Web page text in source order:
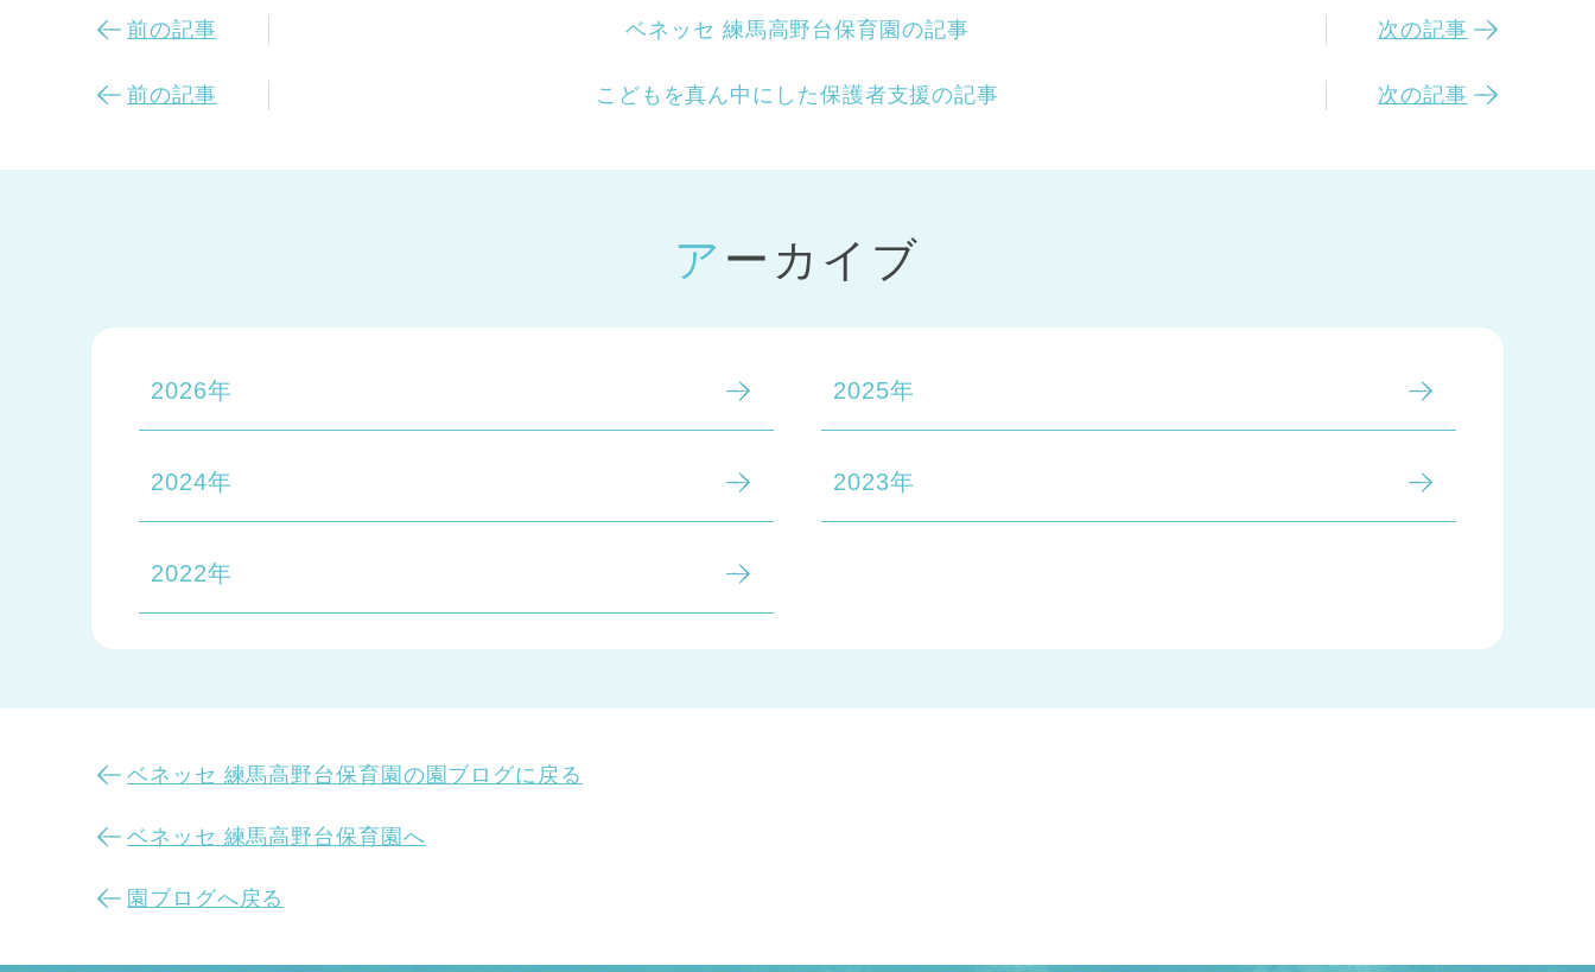
前の記事 ベネッセ 練馬高野台保育園の記事 次の記事
前の記事 こどもを真ん中にした保護者支援の記事 次の記事
アーカイブ
2026年 2025年
2024年 2023年
2022年
ベネッセ 練馬高野台保育園の園ブログに戻る
ベネッセ 練馬高野台保育園へ
園ブログへ戻る